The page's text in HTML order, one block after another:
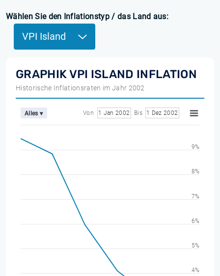
Wählen Sie den Inflationstyp / das Land aus:
VPI Island
GRAPHIK VPI ISLAND INFLATION
Historische Inflationsraten im Jahr 2002
Alles ▾ Von 1 Jan 2002 Bis 1 Dez 2002
4%
5%
6%
7%
8%
9%